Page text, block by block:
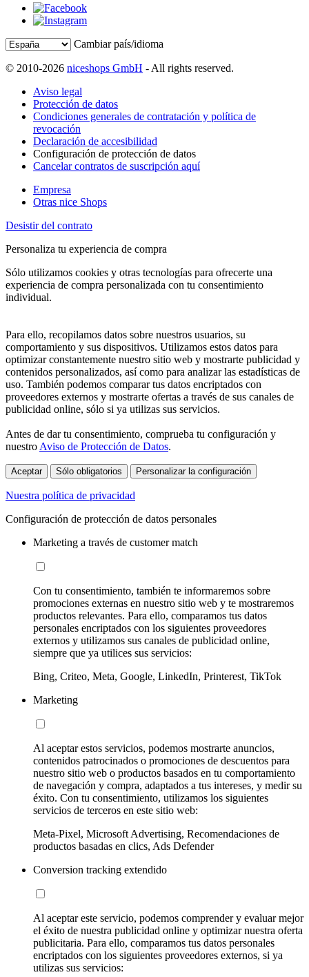
Cambiar país/idioma
© 2010-2026 niceshops GmbH - All rights reserved.
Aviso legal
Protección de datos
Condiciones generales de contratación y política de
revocación
Declaración de accesibilidad
Configuración de protección de datos
Cancelar contratos de suscripción aquí
Empresa
Otras nice Shops
Desistir del contrato
Personaliza tu experiencia de compra
Sólo utilizamos cookies y otras tecnologías para ofrecerte una
experiencia de compra personalizada con tu consentimiento
individual.
Para ello, recopilamos datos sobre nuestros usuarios, su
comportamiento y sus dispositivos. Utilizamos estos datos para
optimizar constantemente nuestro sitio web y mostrarte publicidad y
contenidos personalizados, así como para analizar las estadísticas de
uso. También podemos comparar tus datos encriptados con
proveedores externos y mostrarte ofertas a través de sus canales de
publicidad online, sólo si ya utilizas sus servicios.
Antes de dar tu consentimiento, comprueba tu configuración y
nuestro Aviso de Protección de Datos.
Aceptar Sólo obligatorios Personalizar la configuración
Nuestra política de privacidad
Configuración de protección de datos personales
Marketing a través de customer match
Con tu consentimiento, también te informaremos sobre
promociones externas en nuestro sitio web y te mostraremos
productos relevantes. Para ello, comparamos tus datos
personales encriptados con los siguientes proveedores
externos y utilizamos sus canales de publicidad online,
siempre que ya utilices sus servicios:
Bing, Criteo, Meta, Google, LinkedIn, Printerest, TikTok
Marketing
Al aceptar estos servicios, podemos mostrarte anuncios,
contenidos patrocinados o promociones de descuentos para
nuestro sitio web o productos basados en tu comportamiento
de navegación y compra, adaptados a tus intereses, y medir su
éxito. Con tu consentimiento, utilizamos los siguientes
servicios de terceros en este sitio web:
Meta-Pixel, Microsoft Advertising, Recomendaciones de
productos basadas en clics, Ads Defender
Conversion tracking extendido
Al aceptar este servicio, podemos comprender y evaluar mejor
el éxito de nuestra publicidad online y optimizar nuestra oferta
publicitaria. Para ello, comparamos tus datos personales
encriptados con los siguientes proveedores externos, si ya
utilizas sus servicios: